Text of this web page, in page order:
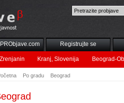
Registrujte se
Zrenjanin Kranj, Slovenija Beograd-
Po gradu Beograd